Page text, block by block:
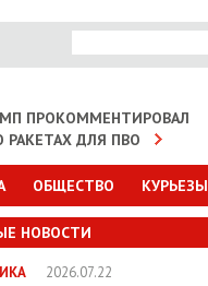
ПРОКОММЕНТИРОВАЛ
РАКЕТАХ ДЛЯ ПВО
ОБЩЕСТВО КУРЬЕЗЫ
НОВОСТИ
2026.07.22